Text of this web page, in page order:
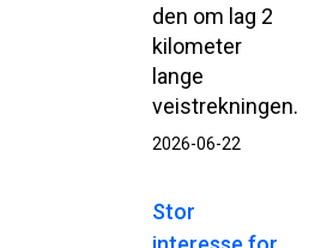
den om lag 2
kilometer
lange
veistrekningen.
2026-06-22
Stor